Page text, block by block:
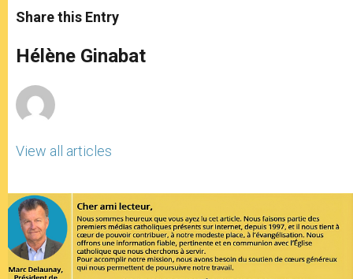
t
s
p
p
s
e
g
e
e
b
o
k
r
Share this Entry
Hélène Ginabat
View all articles